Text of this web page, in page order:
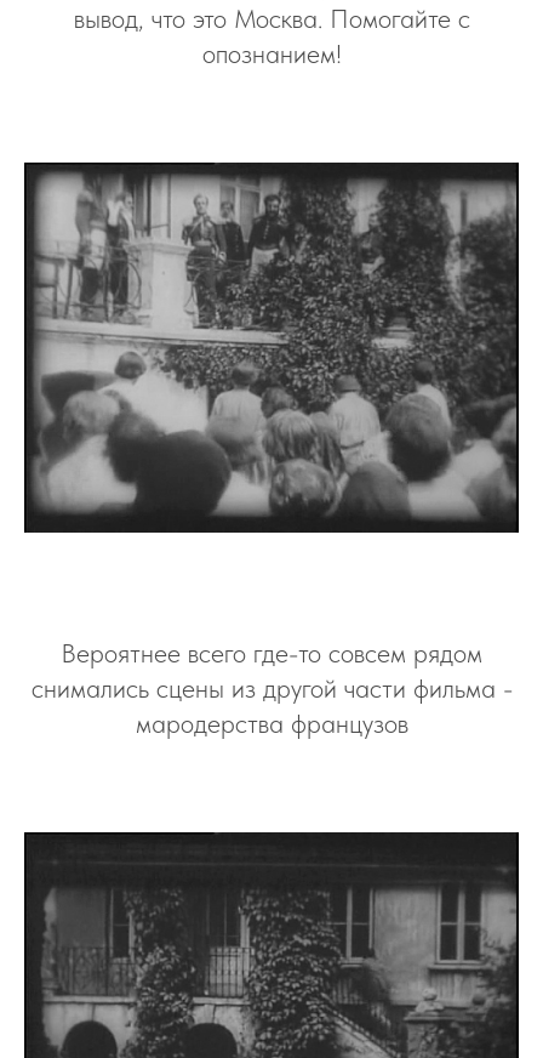
вывод, что это Москва. Помогайте с
опознанием!
Вероятнее всего где-то совсем рядом
снимались сцены из другой части фильма -
мародерства французов